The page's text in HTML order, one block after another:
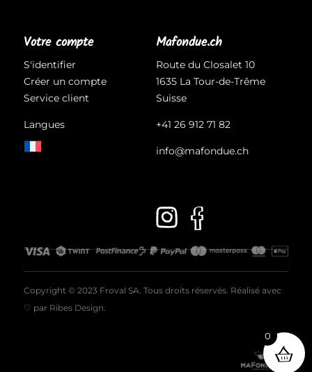
Votre compte
S'identifier
Créer un compte
Service client
Langues
Mafondue.ch
Route du Closalet 10
1635 La Tour-de-Trême
Suisse
+41 26 912 71 82
info@mafondue.ch
Copyright © 2023 Froval SA. Tous droits réservés. Réalisé avec
♡ par Ribes Design
0